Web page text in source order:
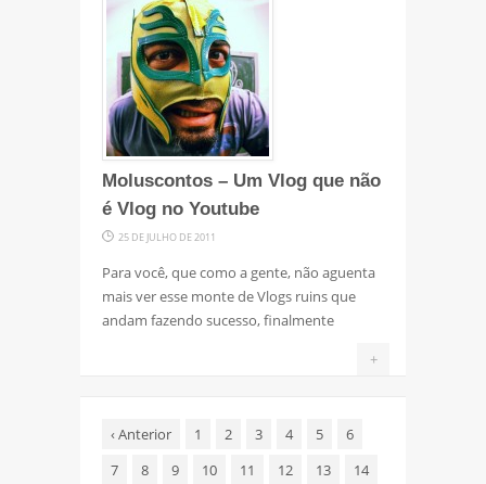
Moluscontos – Um Vlog que não
é Vlog no Youtube
25 DE JULHO DE 2011
Para você, que como a gente, não aguenta
mais ver esse monte de Vlogs ruins que
andam fazendo sucesso, finalmente
+
‹Anterior 1 2 3 4 5
6
7
8 9 10 11 12 13
14